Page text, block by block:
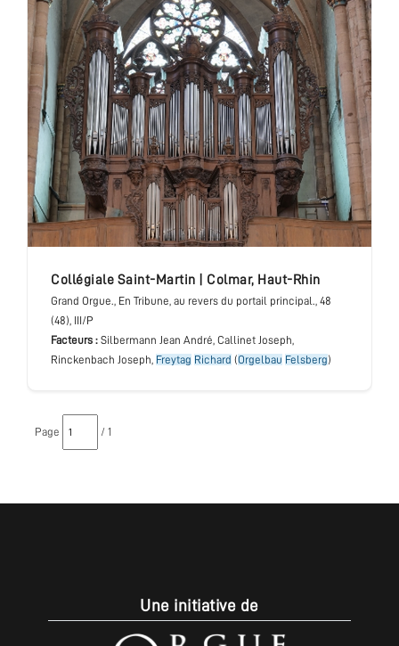
collégiale Saint-Martin Colmar, Haut-Rhin
Grand Orgue. , En Tribune, au revers du portail principal.
, 48
(48), III/P
Facteurs : Silbermann Jean André, Callinet Joseph,
Rinckenbach Joseph, Freytag Richard (Orgelbau Felsberg)
Page / 1
Une initiative de